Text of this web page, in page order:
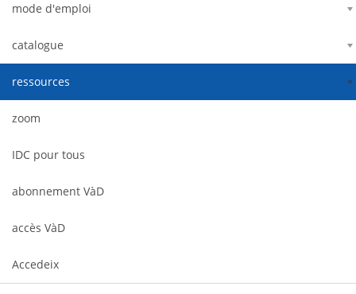
mode d'emploi
catalogue
ressources
zoom
IDC pour tous
abonnement VàD
accès VàD
Accedeix